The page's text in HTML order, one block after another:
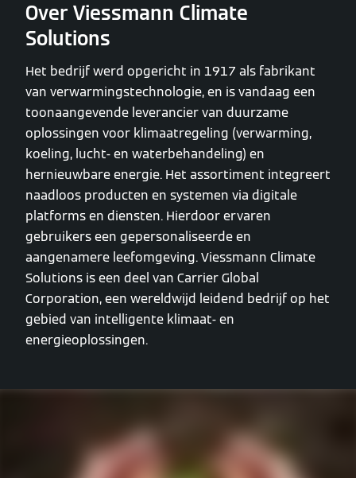
Over Viessmann Climate
Solutions
Het bedrijf werd opgericht in 1917 als fabrikant
van verwarmingstechnologie, en is vandaag een
toonaangevende leverancier van duurzame
oplossingen voor klimaatregeling (verwarming,
koeling, lucht- en waterbehandeling) en
hernieuwbare energie. Het assortiment integreert
naadloos producten en systemen via digitale
platforms en diensten. Hierdoor ervaren
gebruikers een gepersonaliseerde en
aangenamere leefomgeving. Viessmann Climate
Solutions is een deel van Carrier Global
Corporation, een wereldwijd leidend bedrijf op het
gebied van intelligente klimaat- en
energieoplossingen.